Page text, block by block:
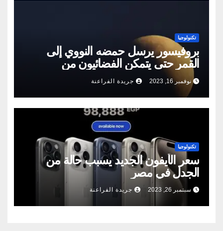
تكنولوجيا
بروفيسور يرسل حمضه النووي إلى
القمر حتى يتمكن الفضائيون من
استنساخه!
نوفمبر 16, 2023 جريدة الفراعنة
تكنولوجيا
سعر الأيفون الجديد يسبب حالة من
الجدل في مصر
سبتمبر 26, 2023 جريدة الفراعنة